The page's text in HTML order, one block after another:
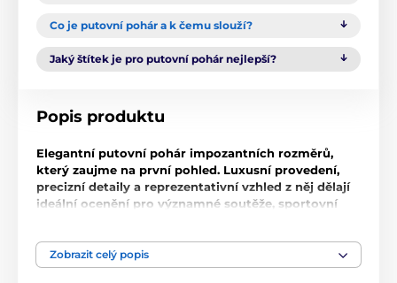
Co je putovní pohár a k čemu slouží?
Jaký štítek je pro putovní pohár nejlepší?
Popis produktu
Elegantní putovní pohár impozantních rozměrů,
který zaujme na první pohled. Luxusní provedení,
precizní detaily a reprezentativní vzhled z něj dělají
ideální ocenění pro významné soutěže, sportovní
chloubou každého vítěze i celé soutěže.
Zobrazit celý popis